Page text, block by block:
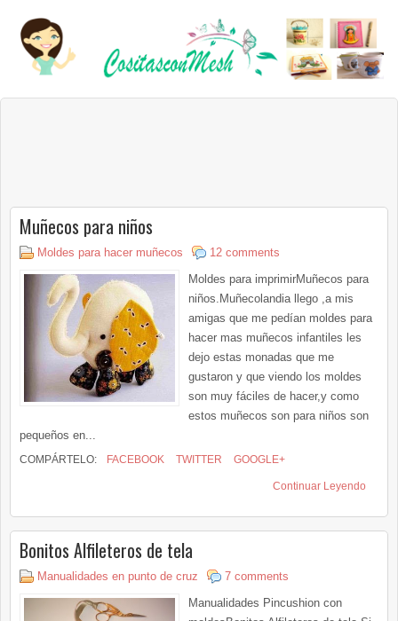
Muñecos para niños
Moldes para hacer muñecos
12 comments
Moldes para imprimirMuñecos para
niños.Muñecolandia llego ,a mis
amigas que me pedían moldes para
hacer mas muñecos infantiles les
dejo estas monadas que me
gustaron y que viendo los moldes
son muy fáciles de hacer,y como
estos muñecos son para niños son
pequeños en...
COMPÁRTELO: FACEBOOK TWITTER GOOGLE+
Continuar Leyendo
Bonitos Alfileteros de tela
Manualidades en punto de cruz
7 comments
Manualidades Pincushion con